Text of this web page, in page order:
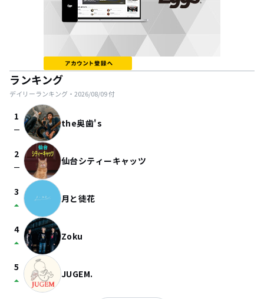
ランキング
デイリーランキング・ 2026/08/09付
1
check_indeterminate_small the奥歯's
2
check_indeterminate_small 仙台シティーキャッツ
3
arrow_drop_up 月と徒花
4
arrow_drop_up Zoku
5
arrow_drop_up JUGEM.